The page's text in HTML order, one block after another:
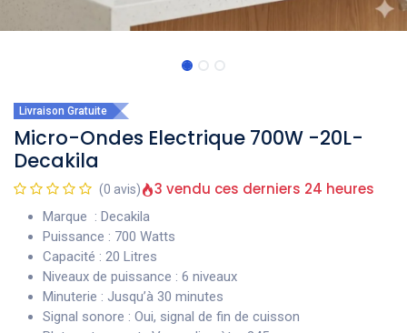
Livraison Gratuite
Micro-Ondes Electrique 700W -20L-
Decakila
(0 avis) 3 vendu ces derniers 24 heures
Marque : Decakila
Puissance : 700 Watts
Capacité : 20 Litres
Niveaux de puissance : 6 niveaux
Minuterie : Jusqu’à 30 minutes
Signal sonore : Oui, signal de fin de cuisson